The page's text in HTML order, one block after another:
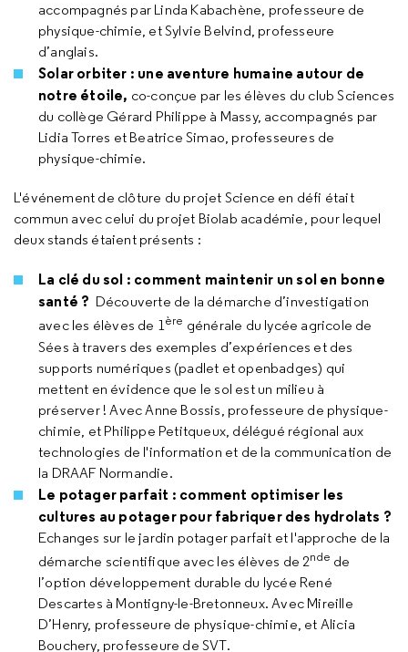
accompagnés par Linda Kabachène, professeure de
physique-chimie, et Sylvie Belvind, professeure
d’anglais.
Solar orbiter : une aventure humaine autour de
notre étoile, co-conçue par les élèves du club Sciences
du collège Gérard Philippe à Massy, accompagnés par
Lidia Torres et Beatrice Simao, professeures de
physique-chimie.
L'événement de clôture du projet Science en défi était
commun avec celui du projet Biolab académie, pour lequel
deux stands étaient présents :
La clé du sol : comment maintenir un sol en bonne
santé ? Découverte de la démarche d’investigation
avec les élèves de 1ère générale du lycée agricole de
Sées à travers des exemples d’expériences et des
supports numériques (padlet et openbadges) qui
mettent en évidence que le sol est un milieu à
préserver ! Avec Anne Bossis, professeure de physique-
chimie, et Philippe Petitqueux, délégué régional aux
technologies de l'information et de la communication de
la DRAAF Normandie.
Le potager parfait : comment optimiser les
cultures au potager pour fabriquer des hydrolats ?
Echanges sur le jardin potager parfait et l'approche de la
démarche scientifique avec les élèves de 2nde de
l’option développement durable du lycée René
Descartes à Montigny-le-Bretonneux. Avec Mireille
D’Henry, professeure de physique-chimie, et Alicia
Bouchery, professeure de SVT.